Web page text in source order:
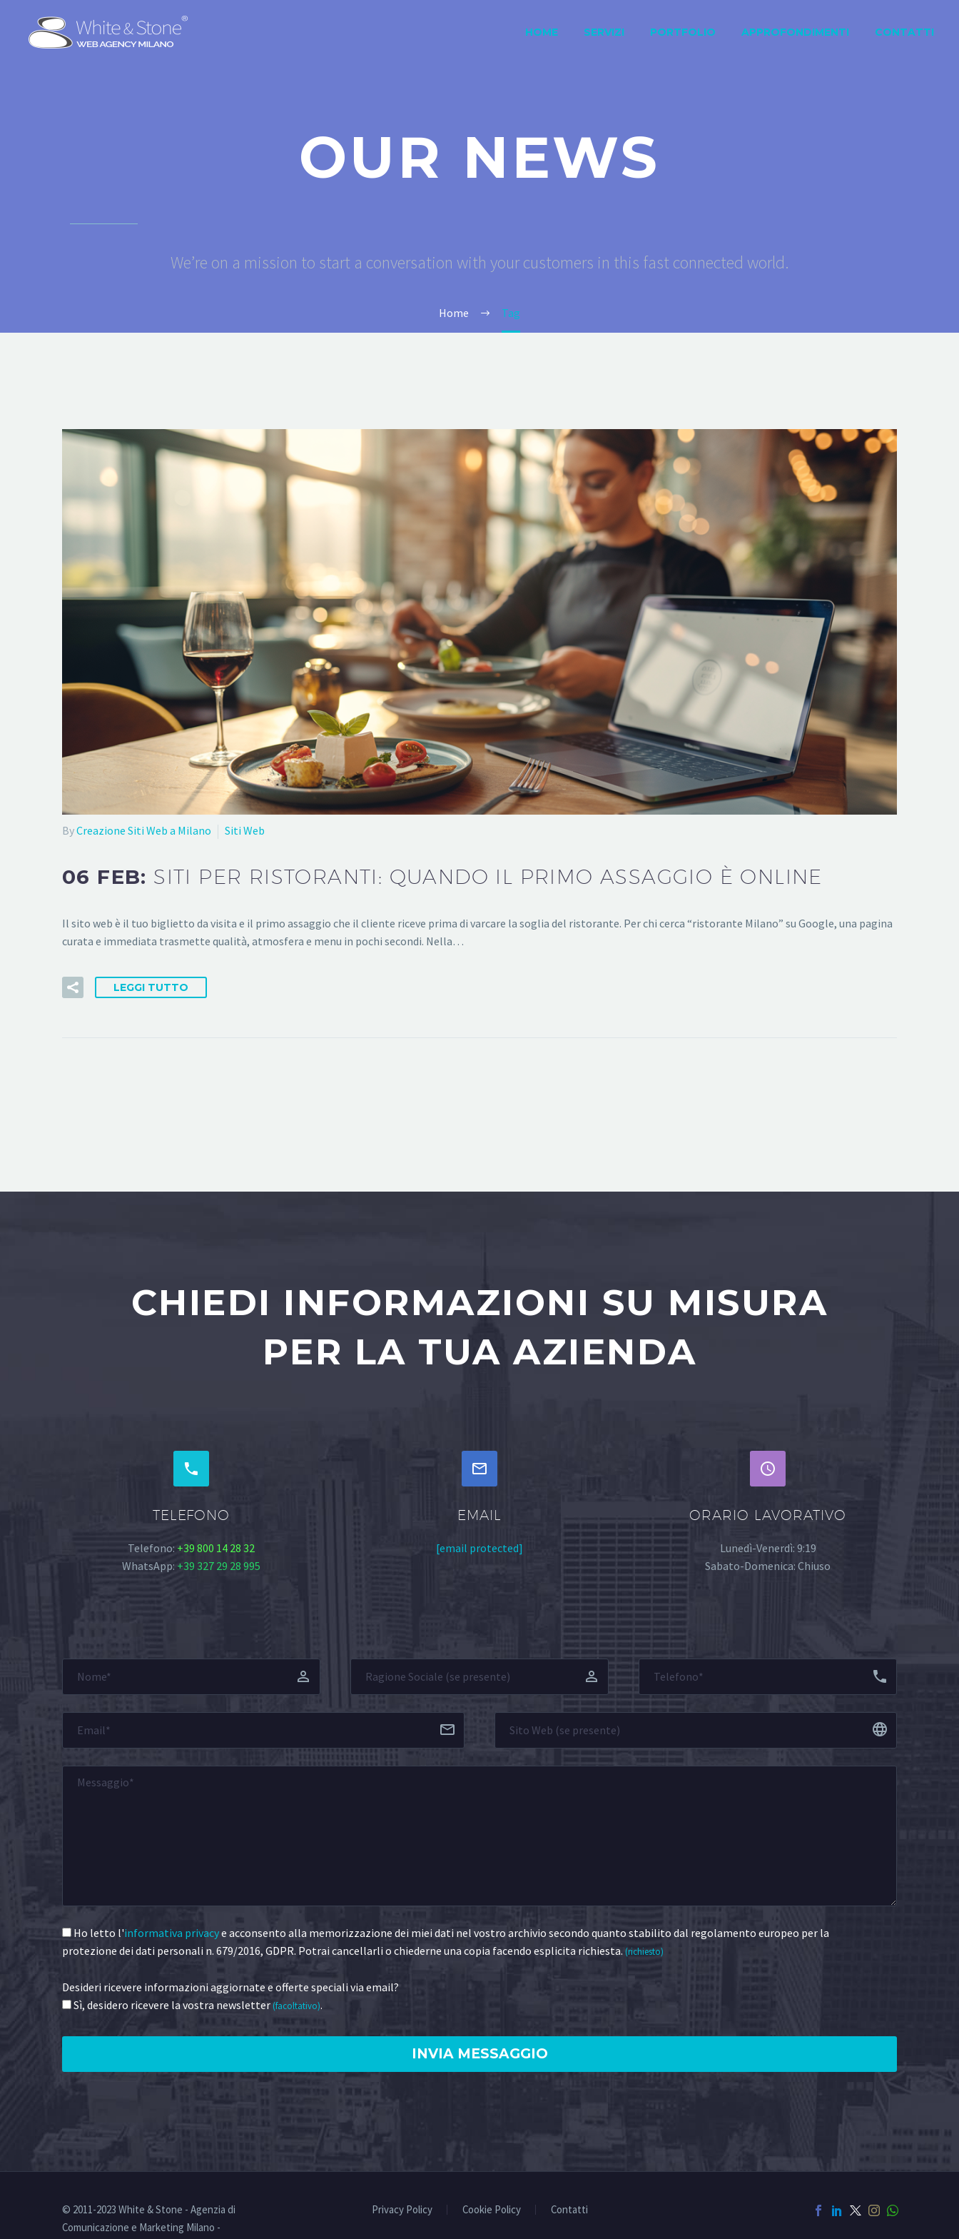
HOME SERVIZI PORTFOLIO APPROFONDIMENTI CONTATTI
OUR NEWS
We’re on a mission to start a conversation with your customers in this fast connected world.
Home Tag
ByCreazione Siti Web a Milano Siti Web
06 FEB: SITI PER RISTORANTI: QUANDO IL PRIMO ASSAGGIO È ONLINE
Il sito web è il tuo biglietto da visita e il primo assaggio che il cliente riceve prima di varcare la soglia del ristorante. Per chi cerca “ristorante Milano” su Google, una pagina
curata e immediata trasmette qualità, atmosfera e menu in pochi secondi. Nella…
LEGGI TUTTO
CHIEDI INFORMAZIONI SU MISURA
PER LA TUA AZIENDA


TELEFONO
Telefono: +39 800 14 28 32
WhatsApp: +39 327 29 28 995


EMAIL
[email protected]


ORARIO LAVORATIVO
Lunedì-Venerdì: 9:19
Sabato-Domenica: Chiuso
Ho letto l'informativa privacye acconsento alla memorizzazione dei miei dati nel vostro archivio secondo quanto stabilito dal regolamento europeo per la
protezione dei dati personali n. 679/2016, GDPR. Potrai cancellarli o chiederne una copia facendo esplicita richiesta. (richiesto)
Desideri ricevere informazioni aggiornate e offerte speciali via email?
Sì, desidero ricevere la vostra newsletter(facoltativo).
Privacy Policy Cookie Policy Contatti
© 2011-2023 White & Stone - Agenzia di
Comunicazione e Marketing Milano -